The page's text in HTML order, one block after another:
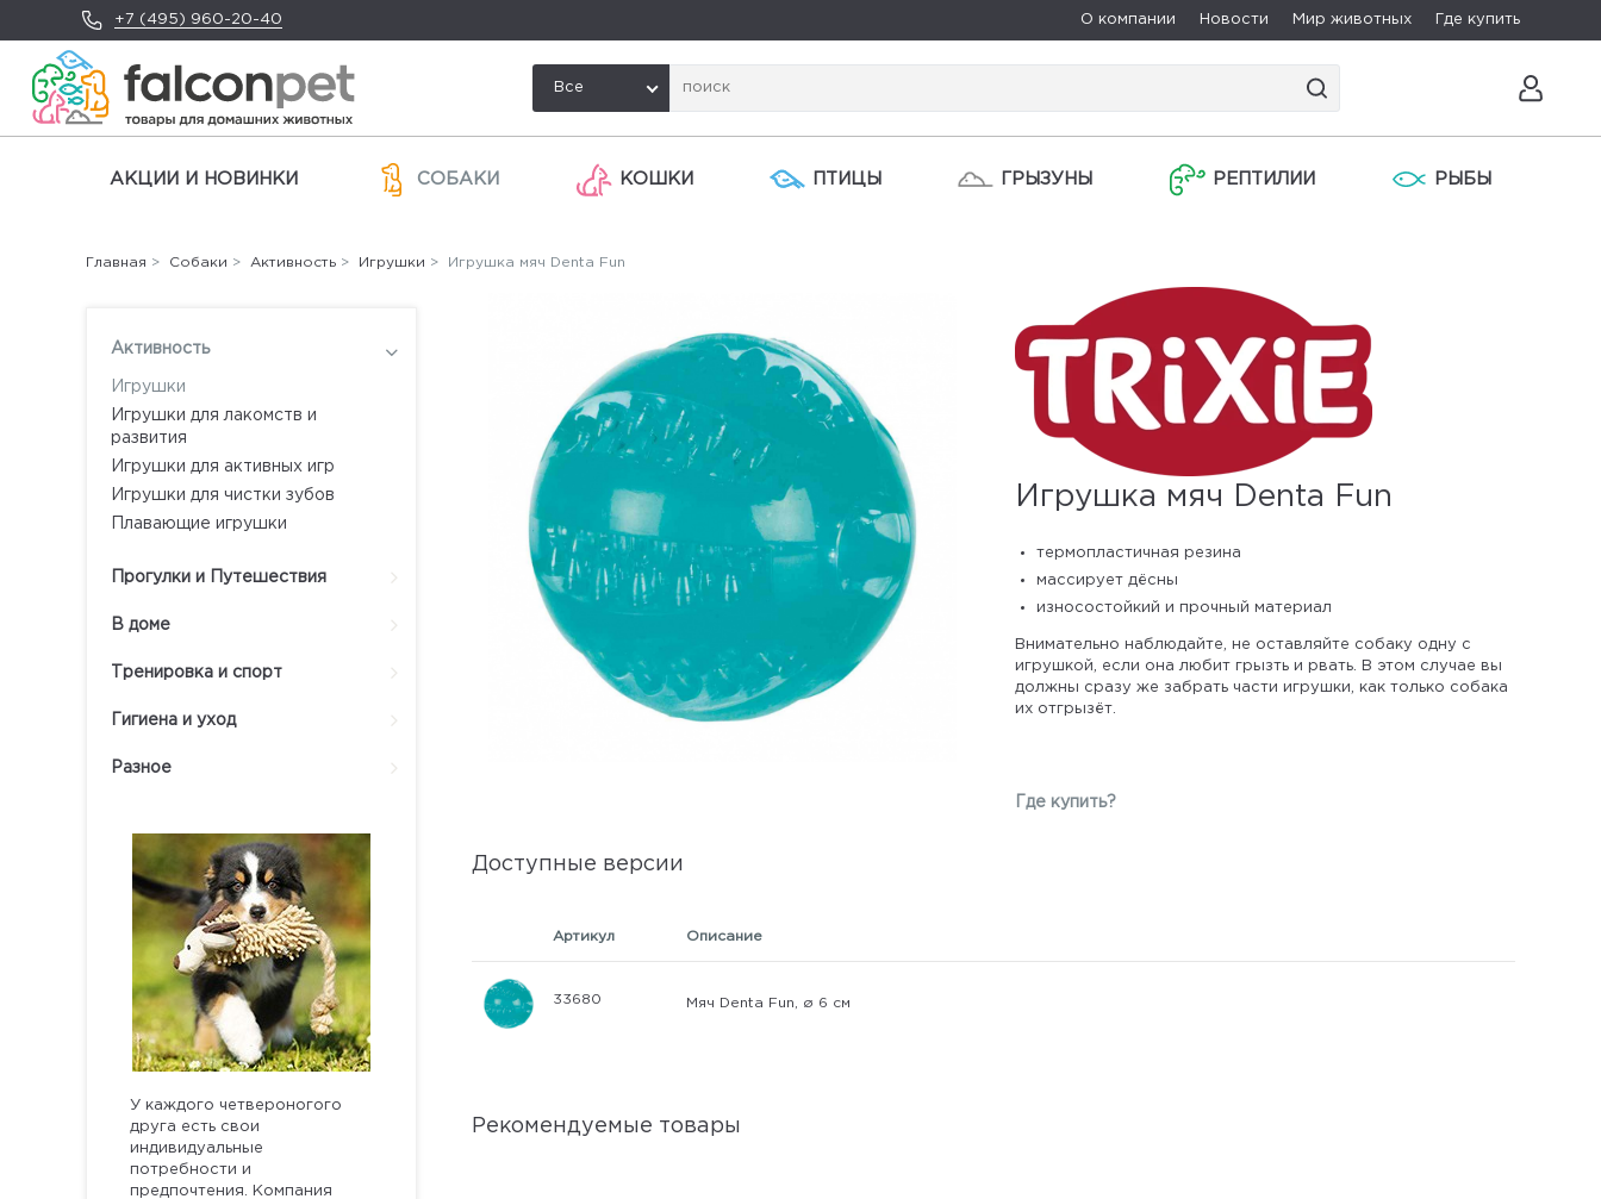
+7 (495) 960-20-40 О компании Новости Мир животных Где купить
Все
АКЦИИ И НОВИНКИ СОБАКИ КОШКИ ПТИЦЫ ГРЫЗУНЫ РЕПТИЛИИ РЫБЫ
Активность
Игрушки
Игрушки для лакомств и
развития
Игрушки для активных игр
Игрушки для чистки зубов
Плавающие игрушки
Прогулки и Путешествия
В доме
Тренировка и спорт
Гигиена и уход
Разное
У каждого четвероногого
друга есть свои
индивидуальные
потребности и
предпочтения. Компания
Главная > Собаки > Активность > Игрушки > Игрушка мяч Denta Fun
Игрушка мяч Denta Fun
термопластичная резина
массирует дёсны
износостойкий и прочный материал
Внимательно наблюдайте, не оставляйте собаку одну с
игрушкой, если она любит грызть и рвать. В этом случае вы
должны сразу же забрать части игрушки, как только собака
их отгрызёт.
Где купить?
Доступные версии
Артикул Описание
33680 Мяч Denta Fun, ø 6 см
Рекомендуемые товары